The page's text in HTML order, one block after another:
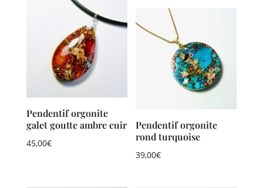
Pendentif orgonite
galet goutte ambre cuir
45,00€
Pendentif orgonite
rond turquoise
39,00€